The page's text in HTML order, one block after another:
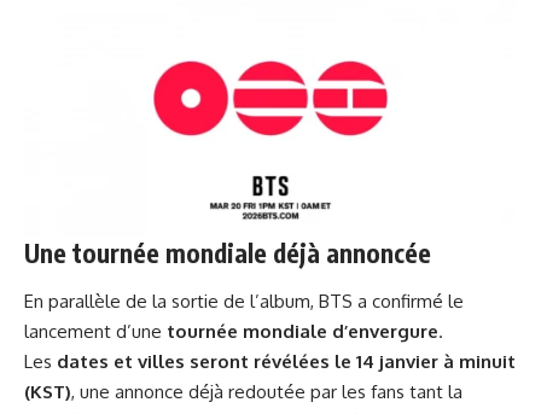
Une tournée mondiale déjà annoncée
En parallèle de la sortie de l’album, BTS a confirmé le
lancement d’une tournée mondiale d’envergure.
Les dates et villes seront révélées le 14 janvier à minuit
(KST), une annonce déjà redoutée par les fans tant la